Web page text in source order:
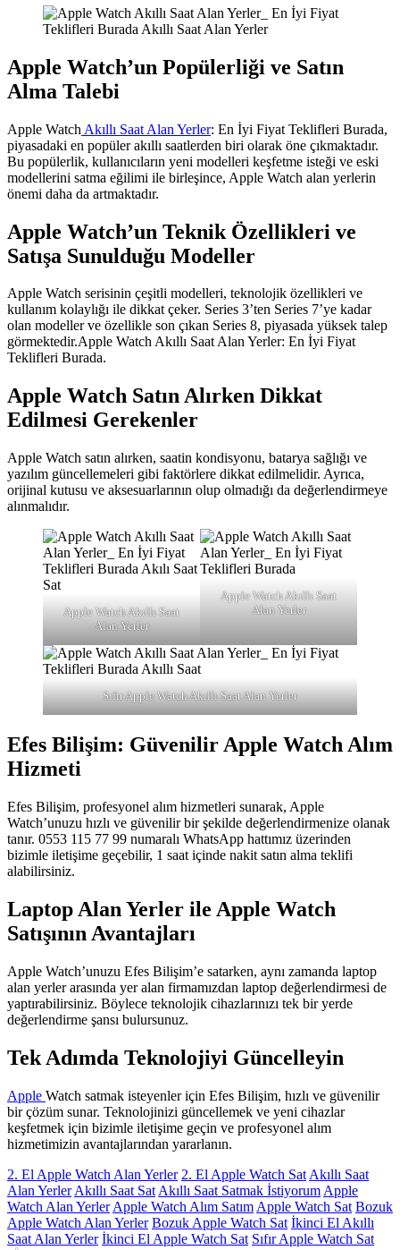
Apple Watch’un Popülerliği ve Satın
Alma Talebi
Apple Watch Akıllı Saat Alan Yerler: En İyi Fiyat Teklifleri Burada,
piyasadaki en popüler akıllı saatlerden biri olarak öne çıkmaktadır.
Bu popülerlik, kullanıcıların yeni modelleri keşfetme isteği ve eski
modellerini satma eğilimi ile birleşince, Apple Watch alan yerlerin
önemi daha da artmaktadır.
Apple Watch’un Teknik Özellikleri ve
Satışa Sunulduğu Modeller
Apple Watch serisinin çeşitli modelleri, teknolojik özellikleri ve
kullanım kolaylığı ile dikkat çeker. Series 3’ten Series 7’ye kadar
olan modeller ve özellikle son çıkan Series 8, piyasada yüksek talep
görmektedir.Apple Watch Akıllı Saat Alan Yerler: En İyi Fiyat
Teklifleri Burada.
Apple Watch Satın Alırken Dikkat
Edilmesi Gerekenler
Apple Watch satın alırken, saatin kondisyonu, batarya sağlığı ve
yazılım güncellemeleri gibi faktörlere dikkat edilmelidir. Ayrıca,
orijinal kutusu ve aksesuarlarının olup olmadığı da değerlendirmeye
alınmalıdır.
Apple Watch Akıllı Saat
Alan Yerler
Apple Watch Akıllı Saat
Alan Yerler
Sıfır Apple Watch Akıllı Saat Alan Yerler
Efes Bilişim: Güvenilir Apple Watch Alım
Hizmeti
Efes Bilişim, profesyonel alım hizmetleri sunarak, Apple
Watch’unuzu hızlı ve güvenilir bir şekilde değerlendirmenize olanak
tanır. 0553 115 77 99 numaralı WhatsApp hattımız üzerinden
bizimle iletişime geçebilir, 1 saat içinde nakit satın alma teklifi
alabilirsiniz.
Laptop Alan Yerler ile Apple Watch
Satışının Avantajları
Apple Watch’unuzu Efes Bilişim’e satarken, aynı zamanda laptop
alan yerler arasında yer alan firmamızdan laptop değerlendirmesi de
yaptırabilirsiniz. Böylece teknolojik cihazlarınızı tek bir yerde
değerlendirme şansı bulursunuz.
Tek Adımda Teknolojiyi Güncelleyin
Apple Watch satmak isteyenler için Efes Bilişim, hızlı ve güvenilir
bir çözüm sunar. Teknolojinizi güncellemek ve yeni cihazlar
keşfetmek için bizimle iletişime geçin ve profesyonel alım
hizmetimizin avantajlarından yararlanın.
2. El Apple Watch Alan Yerler 2. El Apple Watch Sat Akıllı Saat
Alan Yerler Akıllı Saat Sat Akıllı Saat Satmak İstiyorum Apple
Watch Alan Yerler Apple Watch Alım Satım Apple Watch Sat Bozuk
Apple Watch Alan Yerler Bozuk Apple Watch Sat İkinci El Akıllı
Saat Alan Yerler İkinci El Apple Watch Sat Sıfır Apple Watch Sat